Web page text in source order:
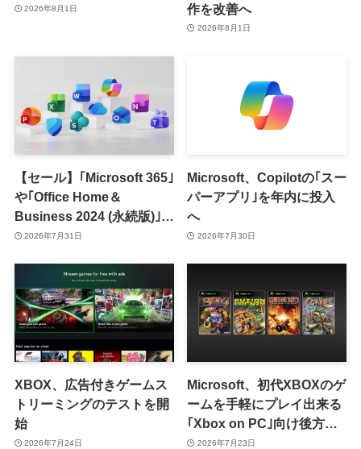
2026年8月1日
作を改善へ
2026年8月1日
【セール】｢Microsoft 365｣
や｢Office Home＆
Business 2024 (永続版)｣が
｢Amazon暮らし応援サマ
2026年7月31日
Microsoft、Copilotの｢スー
パーアプリ｣を年内に投入
へ
2026年7月30日
XBOX、広告付きゲームス
トリーミングのテストを開
始
2026年7月24日
Microsoft、初代XBOXのゲ
ームを手軽にプレイ出来る
｢Xbox on PC｣向け後方互
換性機能を発表
2026年7月23日